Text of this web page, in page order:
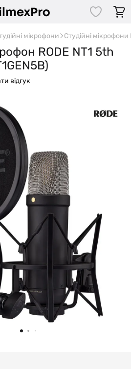
мікрофони Студійні мікрофони
RODE NT1 5th
відгук